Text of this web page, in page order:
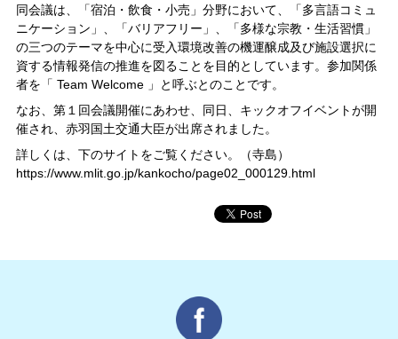
同会議は、「宿泊・飲食・小売」分野において、「多言語コミュ
ニケーション」、「バリアフリー」、「多様な宗教・生活習慣」
の三つのテーマを中心に受入環境改善の機運醸成及び施設選択に
資する情報発信の推進を図ることを目的としています。参加関係
者を「 Team Welcome 」と呼ぶとのことです。
なお、第１回会議開催にあわせ、同日、キックオフイベントが開
催され、赤羽国土交通大臣が出席されました。
詳しくは、下のサイトをご覧ください。（寺島）
https://www.mlit.go.jp/kankocho/page02_000129.html